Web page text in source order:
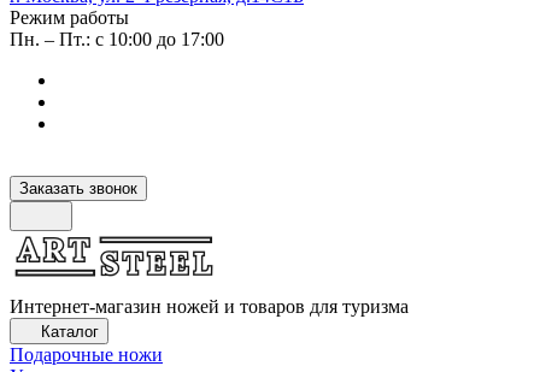
Режим работы
Пн. – Пт.: с 10:00 до 17:00
Заказать звонок
Интернет-магазин ножей и товаров для туризма
Каталог
Подарочные ножи